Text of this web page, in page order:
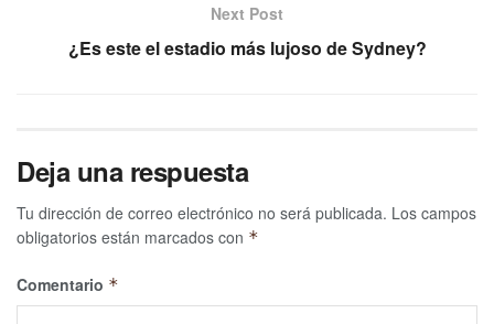
Next Post
¿Es este el estadio más lujoso de Sydney?
Deja una respuesta
Tu dirección de correo electrónico no será publicada. Los campos
obligatorios están marcados con *
Comentario *